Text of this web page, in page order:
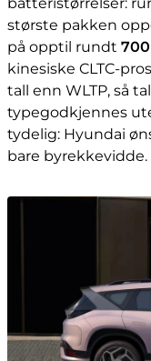
største pakken
på opptil rundt
kinesiske CLTC-
tall enn WLTP, så
typegodkjennes
tydelig: Hyundai
bare byrekkevidde.